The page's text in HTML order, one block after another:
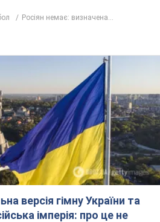
Росіян немає: визначена...
версія гімну України та
імперія: про це не